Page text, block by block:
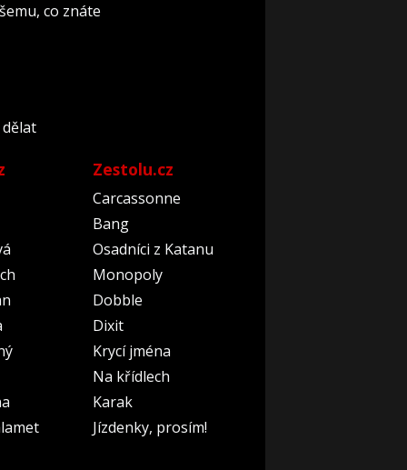
co znáte
Zestolu.cz
Carcassonne
Bang
Osadníci z Katanu
Monopoly
Dobble
Dixit
Krycí jména
Na křídlech
Karak
Jízdenky, prosím!